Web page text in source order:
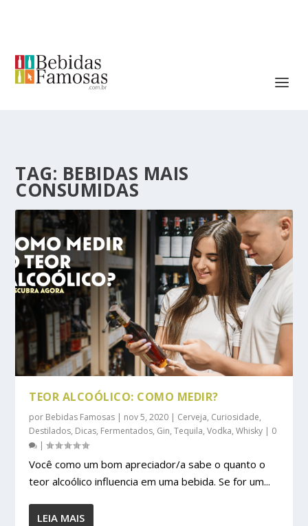
TAG: BEBIDAS MAIS
CONSUMIDAS
TEOR ALCOÓLICO: COMO MEDIR?
por Bebidas Famosas | nov 5, 2020 | Cerveja, Curiosidade,
Destilados, Dicas, Fermentados, Gin,Tequila,Vodka,Whisky | 0
|
Você como um bom apreciador/a sabe o quanto o
teor alcoólico influencia em uma bebida. Se for um...
LEIA MAIS